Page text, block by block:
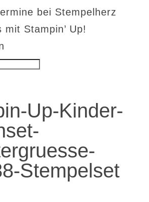
bei Stempelherz
mit Stampin’ Up!
Up-Kinder-
Stempelset